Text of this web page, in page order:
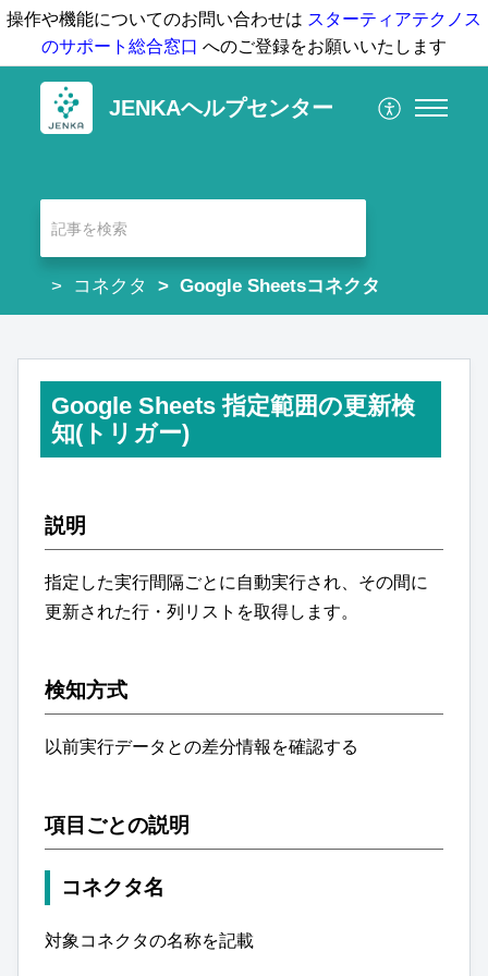
操作や機能についてのお問い合わせは スターティアテクノス
のサポート総合窓口 へのご登録をお願いいたします
JENKAヘルプセンター
コネクタ Google Sheetsコネクタ
Google Sheets 指定範囲の更新検
知(トリガー)
説明
指定した実行間隔ごとに自動実行され、その間に
更新された行・列リストを取得します。
検知方式
以前実行データとの差分情報を確認する
項目ごとの説明
コネクタ名
対象コネクタの名称を記載